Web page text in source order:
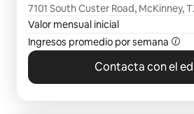
7101 South Custer Road, McKinney,
Valor mensual inicial
Ingresos promedio por semana
Contacta con el